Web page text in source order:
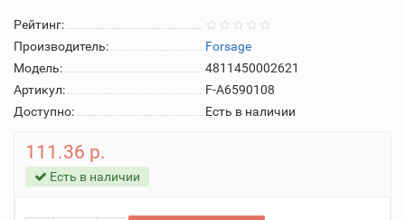
Рейтинг:
Производитель:
Forsage
Модель:
4811450002621
Артикул:
F-A6590108
Доступно:
Есть в наличии
111.36 р.
Есть в наличии